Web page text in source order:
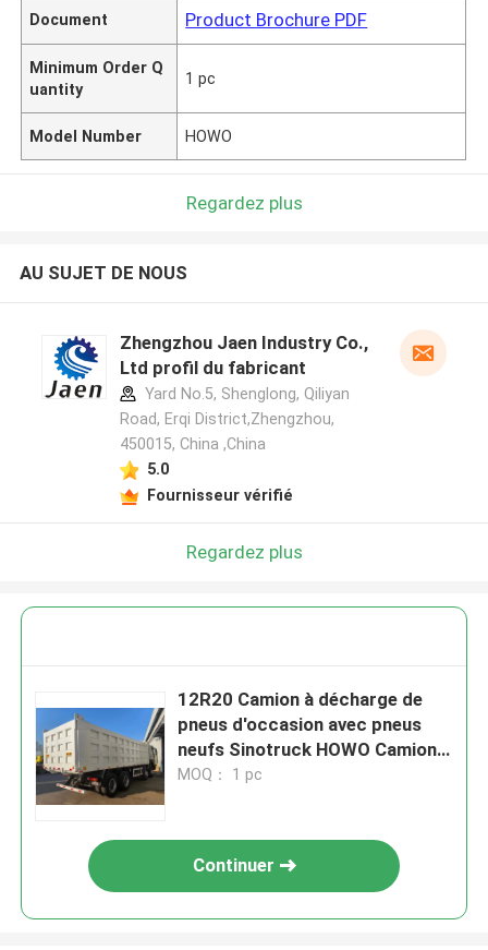
Document Product Brochure PDF
Minimum Order Q
uantity
1 pc
Model Number HOWO
Regardez plus
AU SUJET DE NOUS
Zhengzhou Jaen Industry Co.,
Ltd profil du fabricant
Yard No.5, Shenglong, Qiliyan
Road, Erqi District,Zhengzhou,
450015, China ,China
5.0
Fournisseur vérifié
Regardez plus
12R20 Camion à décharge de
pneus d'occasion avec pneus
neufs Sinotruck HOWO Camion à
bascule 12 roues
MOQ： 1 pc
Continuer